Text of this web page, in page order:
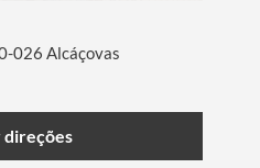
026 Alcáçovas